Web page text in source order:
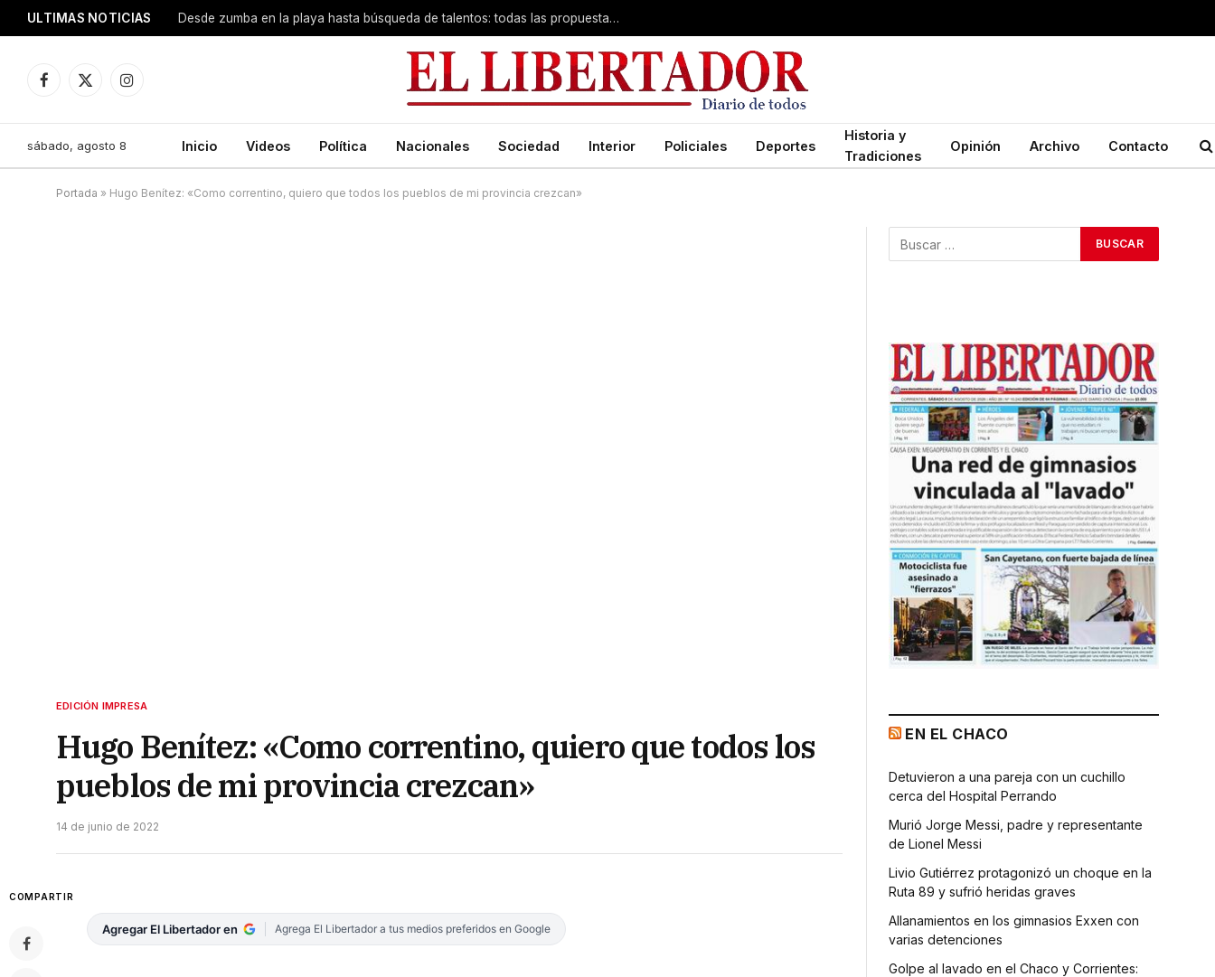
ULTIMAS NOTICIAS Desde zumba en la playa hasta búsqueda de talentos: todas las propuestas gratuitas de la Municipalidad
Facebook
X
Instagram
sábado, agosto 8 Inicio Videos Política Nacionales Sociedad Interior Policiales Deportes
Historia y
Tradiciones
Opinión Archivo Contacto
Portada » Hugo Benítez: «Como correntino, quiero que todos los pueblos de mi provincia crezcan»
EDICIÓN IMPRESA
Hugo Benítez: «Como correntino, quiero que todos los
pueblos de mi provincia crezcan»
14 de junio de 2022
COMPARTIR
Agregar El Libertador en Agrega El Libertador a tus medios preferidos en Google
EN EL CHACO
Detuvieron a una pareja con un cuchillo
cerca del Hospital Perrando
Murió Jorge Messi, padre y representante
de Lionel Messi
Livio Gutiérrez protagonizó un choque en la
Ruta 89 y sufrió heridas graves
Allanamientos en los gimnasios Exxen con
varias detenciones
Golpe al lavado en el Chaco y Corrientes: